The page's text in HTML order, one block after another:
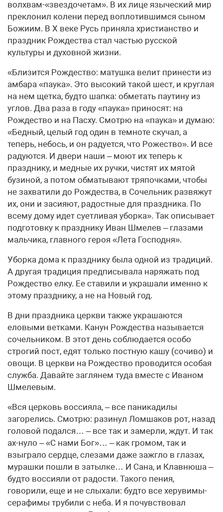
волхвам-«звездочетам». В их лице языческий мир
преклонил колени перед воплотившимся сыном
Божиим. В Х веке Русь приняла христианство и
праздник Рождества стал частью русской
культуры и духовной жизни.
«Близится Рождество: матушка велит принести из
амбара «паука». Это высокий такой шест, и круглая
на нем щетка, будто шапка: обметать паутину из
углов. Два раза в году «паука» приносят: на
Рождество и на Пасху. Смотрю на «паука» и думаю:
«Бедный, целый год один в темноте скучал, а
теперь, небось, и он радуется, что Рожество». И все
радуются. И двери наши – моют их теперь к
празднику, и медные их ручки, чистят их мятой
бузиной, а потом обматывают тряпочками, чтобы
не захватили до Рождества, в Сочельник развяжут
их, они и засияют, радостные для праздника. По
всему дому идет суетливая уборка». Так описывает
подготовку к празднику Иван Шмелев – глазами
мальчика, главного героя «Лета Господня».
Уборка дома к празднику была одной из традиций.
А другая традиция предписывала наряжать под
Рождество елку. Ее ставили и украшали именно к
этому празднику, а не на Новый год.
В дни праздника церкви также украшаются
еловыми ветками. Канун Рождества называется
сочельником. В этот день соблюдается особо
строгий пост, едят только постную кашу (сочиво) и
овощи. В церкви на Рождество проводится особая
служба. Давайте заглянем туда вместе с Иваном
Шмелевым.
«Вся церковь воссияла, – все паникадилы
загорелись. Смотрю: разинул Ломшаков рот, назад
головой подался… – все так и замерли, ждут. И так
ах-нуло – «С нами Бог»… – как громом, так и
взыграло сердце, слезами даже зажгло в глазах,
мурашки пошли в затылке… И Сана, и Клавнюша –
будто воссияли от радости. Такого пения,
говорили, еще и не слыхали: будто все херувимы-
серафимы трубили с неба. И я почувствовал